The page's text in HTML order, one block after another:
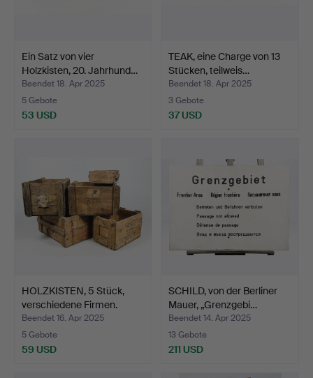
Ein Satz von vier
Holzkisten, 20. Jahrhund…
Beendet 18. Apr 2025
5 Gebote
53 USD
TEAK, eine Charge von 13
Stücken, teilweis…
Beendet 18. Apr 2025
3 Gebote
37 USD
HOLZKISTEN, 5 Stück,
verschiedene Firmen.
Beendet 16. Apr 2025
5 Gebote
59 USD
SCHILD, von der Berliner
Mauer, „Grenzgebi…
Beendet 14. Apr 2025
13 Gebote
211 USD